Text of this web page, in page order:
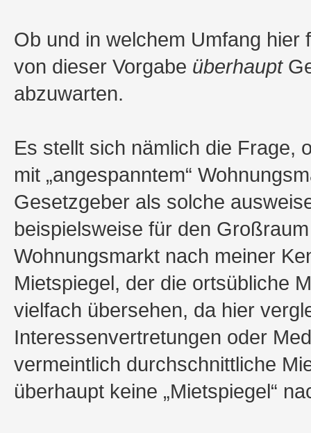
Ob und in welchem Umfang
von dieser Vorgabe überhaupt
abzuwarten.
Es stellt sich nämlich die Frage,
mit „angespanntem“
Gesetzgeber als solche
beispielsweise für den
Wohnungsmarkt nach meiner
Mietspiegel, der die ortsübliche
vielfach übersehen, da hier
Interessenvertretungen oder
vermeintlich durchschnittliche
überhaupt keine „Mietspiegel“